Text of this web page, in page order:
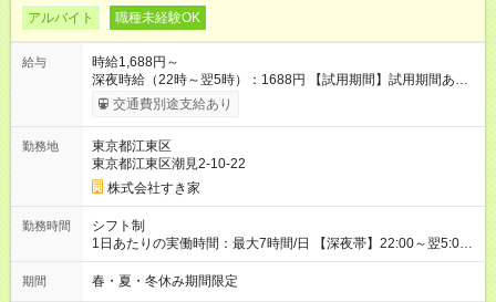
アルバイト 職種未経験OK
給与
時給1,688円～
深夜時給（22時～翌5時）：1688円 【試用期間】試用期間あり
試用期間の長さ：1ヶ月 雇用形態、給与は本採用時と同じです。
試用期間の実態は30日（※条件変更なし）ですが、切り上げで
同時給）
交通費別途支給あり
勤務地
東京都江東区
東京都江東区潮見2-10-22
株式会社すき家
勤務時間
シフト制
1日あたりの実働時間：最大7時間/日 【深夜帯】22:00～翌5:00
週2日～・1日2h～OK◎ ※22:00から翌5:00までは18歳以上の方
のみ勤務可能です（18歳未満の深夜業務禁止のため） ★深夜で
期間 春・夏・冬休み期間限定